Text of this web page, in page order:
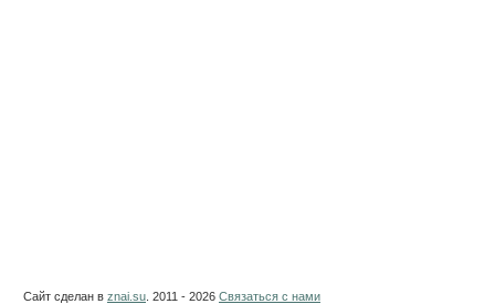
Сайт сделан в znai.su . 2011 - 2026 Связаться с нами